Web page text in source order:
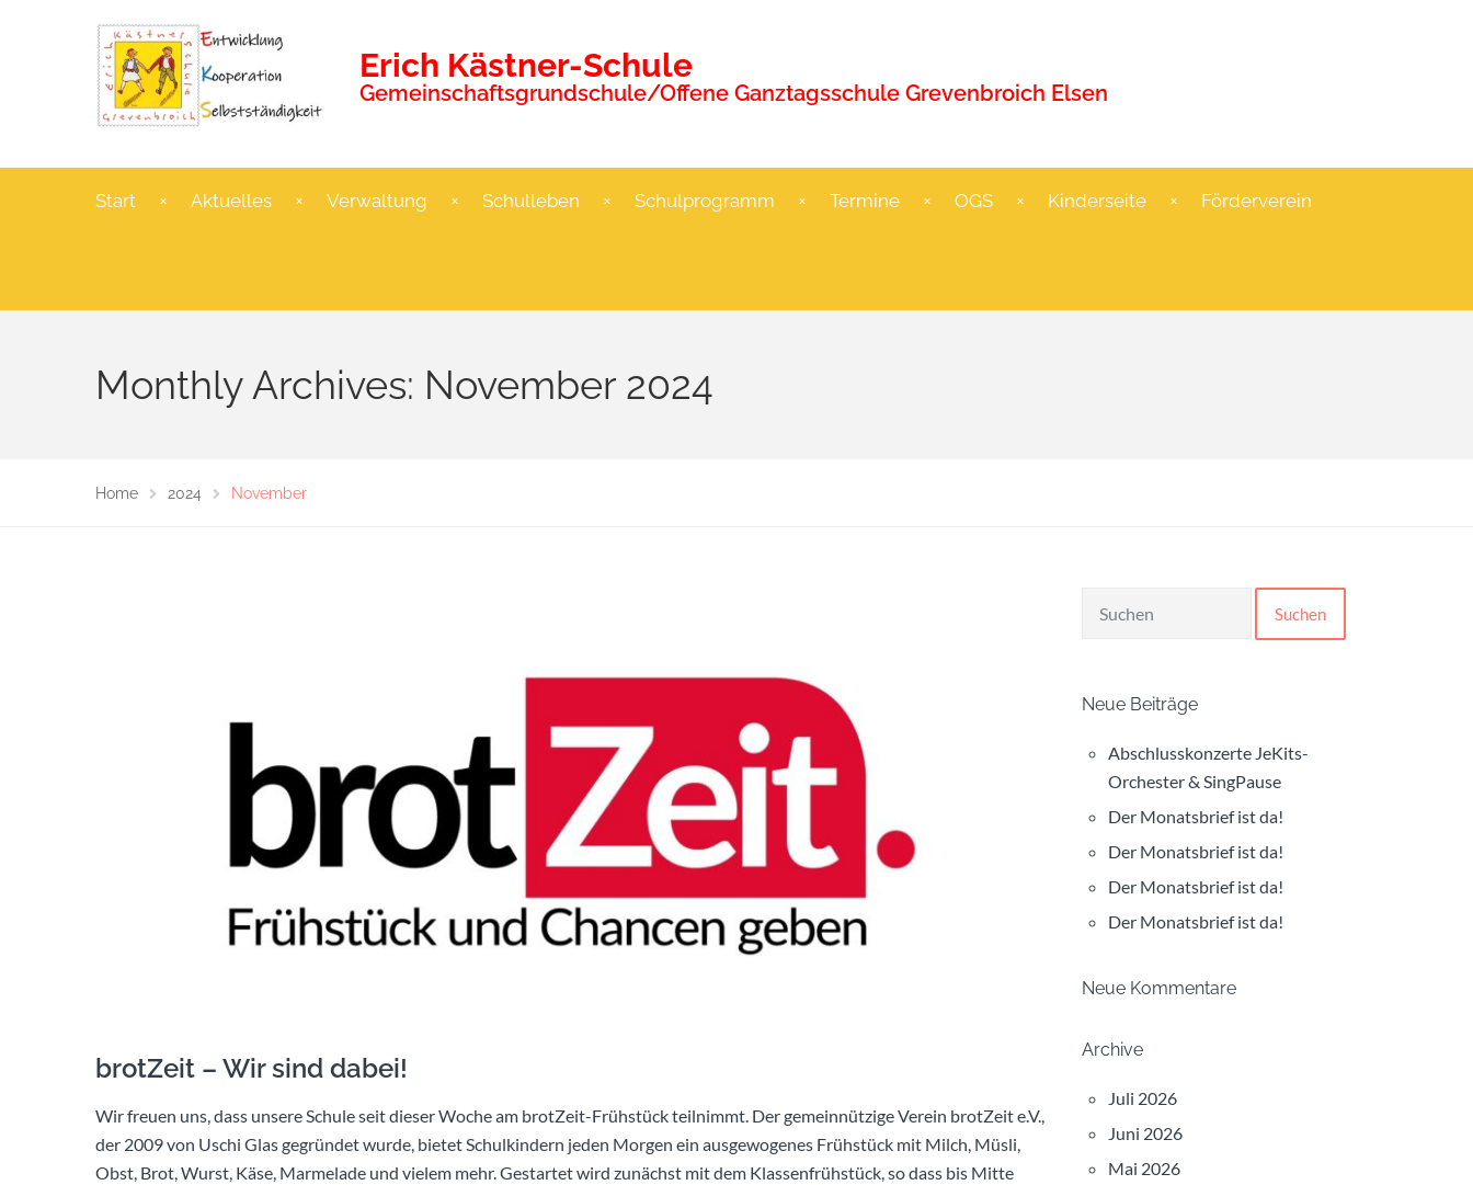
Erich Kästner-Schule
Gemeinschaftsgrundschule/Offene Ganztagsschule Grevenbroich Elsen
Start Aktuelles Verwaltung Schulleben Schulprogramm Termine OGS Kinderseite Förderverein
Monthly Archives: November 2024
Home 2024 November
brotZeit – Wir sind dabei!
Wir freuen uns, dass unsere Schule seit dieser Woche am brotZeit-Frühstück teilnimmt. Der gemeinnützige Verein brotZeit e.V.,
der 2009 von Uschi Glas gegründet wurde, bietet Schulkindern jeden Morgen ein ausgewogenes Frühstück mit Milch, Müsli,
Obst, Brot, Wurst, Käse, Marmelade und vielem mehr. Gestartet wird zunächst mit dem Klassenfrühstück, so dass bis Mitte
Suchen
Neue Beiträge
Abschlusskonzerte JeKits-
Orchester & SingPause
Der Monatsbrief ist da!
Der Monatsbrief ist da!
Der Monatsbrief ist da!
Der Monatsbrief ist da!
Neue Kommentare
Archive
Juli 2026
Juni 2026
Mai 2026